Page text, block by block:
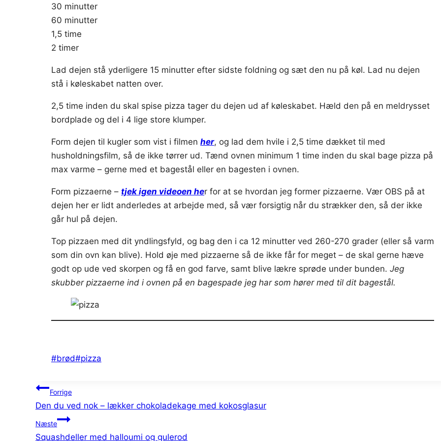
30 minutter
60 minutter
1,5 time
2 timer
Lad dejen stå yderligere 15 minutter efter sidste foldning og sæt den nu på køl. Lad nu dejen
stå i køleskabet natten over.
2,5 time inden du skal spise pizza tager du dejen ud af køleskabet. Hæld den på en meldrysset
bordplade og del i 4 lige store klumper.
Form dejen til kugler som vist i filmen her, og lad dem hvile i 2,5 time dækket til med
husholdningsfilm, så de ikke tørrer ud. Tænd ovnen minimum 1 time inden du skal bage pizza på
max varme – gerne med et bagestål eller en bagesten i ovnen.
Form pizzaerne – tjek igen videoen her for at se hvordan jeg former pizzaerne. Vær OBS på at
dejen her er lidt anderledes at arbejde med, så vær forsigtig når du strækker den, så der ikke
går hul på dejen.
Top pizzaen med dit yndlingsfyld, og bag den i ca 12 minutter ved 260-270 grader (eller så varm
som din ovn kan blive). Hold øje med pizzaerne så de ikke får for meget – de skal gerne hæve
godt op ude ved skorpen og få en god farve, samt blive lækre sprøde under bunden. Jeg
skubber pizzaerne ind i ovnen på en bagespade jeg har som hører med til dit bagestål.
Indlæg-
#brød#pizza
Indlægsnavigation
Forrige
Den du ved nok – lækker chokoladekage med kokosglasur
Næste
Squashdeller med halloumi og gulerod